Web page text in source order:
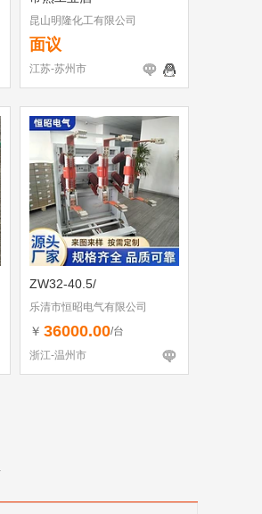
昆山明隆化工有限公司
面议
江苏-苏州市
ZW32-40.5/
乐清市恒昭电气有限公司
￥ 36000.00/台
浙江-温州市